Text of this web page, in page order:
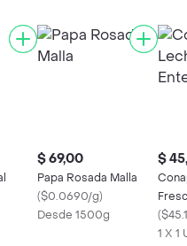
$ 69,00
Papa Rosada Malla
($0.0690/g)
Desde 1500g
$
(
1 X 1